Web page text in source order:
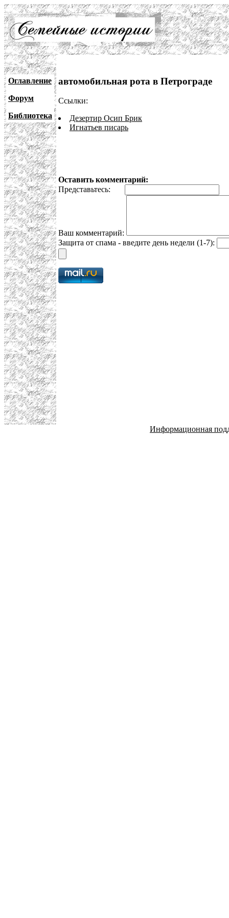
Оглавление
Форум
Библиотека
автомобильная рота в Петрограде
Ссылки:
Дезертир Осип Брик
Игнатьев писарь
Оставить комментарий:
Представьтесь:
Ваш комментарий:
Защита от спама - введите день недели (1-7):
Информационная